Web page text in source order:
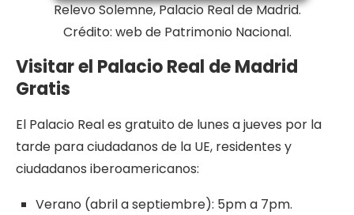
Relevo Solemne, Palacio Real de Madrid.
Crédito: web de Patrimonio Nacional.
Visitar el Palacio Real de Madrid
Gratis
El Palacio Real es gratuito de lunes a jueves por la
tarde para ciudadanos de la UE, residentes y
ciudadanos iberoamericanos:
Verano (abril a septiembre): 5pm a 7pm.